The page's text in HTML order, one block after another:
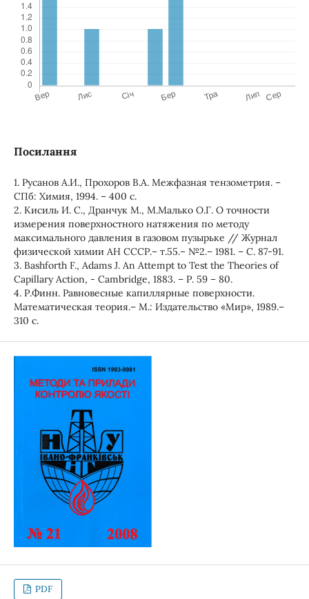
Посилання
1. Русанов А.И., Прохоров В.А. Межфазная тензометрия. –
СПб: Химия, 1994. – 400 с.
2. Кисиль И. С., Дранчук М., М.Малько О.Г. О точности
измерения поверхностного натяжения по методу
максимального давления в газовом пузырьке // Журнал
физической химии АН СССР.– т.55.– №2.– 1981. – С. 87-91.
3. Bashforth F., Adams J. An Attempt to Test the Theories of
Capillary Action, - Cambridge, 1883. – Р. 59 – 80.
4. Р.Финн. Равновесные капиллярные поверхности.
Математическая теория.– М.: Издательство «Мир», 1989.–
310 с.
PDF